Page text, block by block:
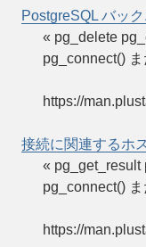
PostgreSQL バッ
« pg_delete
pg_connect()
https://
接続に関連するホ
« pg_get_result
pg_connect()
https://